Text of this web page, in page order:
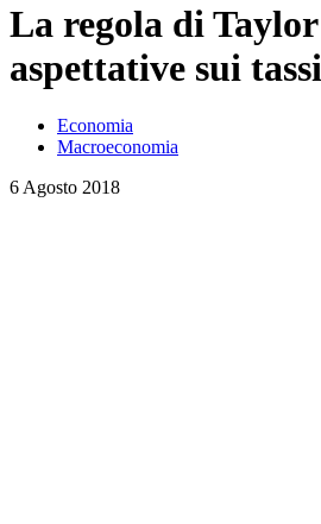
La regola di Taylor
aspettative sui
Economia
Macroeconomia
6 Agosto 2018